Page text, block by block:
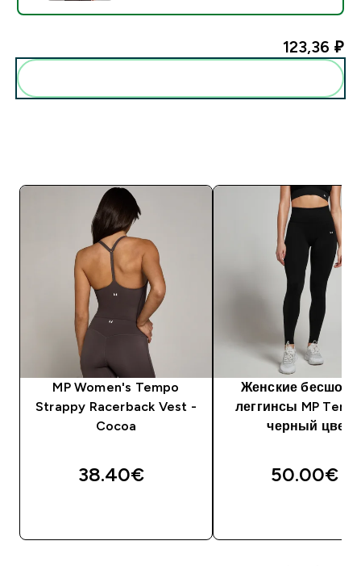
123,36 ₽‎
MP Women's Tempo
Strappy Racerback Vest -
Cocoa
38.40€‎
Женские
леггинсы MP
черный цвет
50.00€‎